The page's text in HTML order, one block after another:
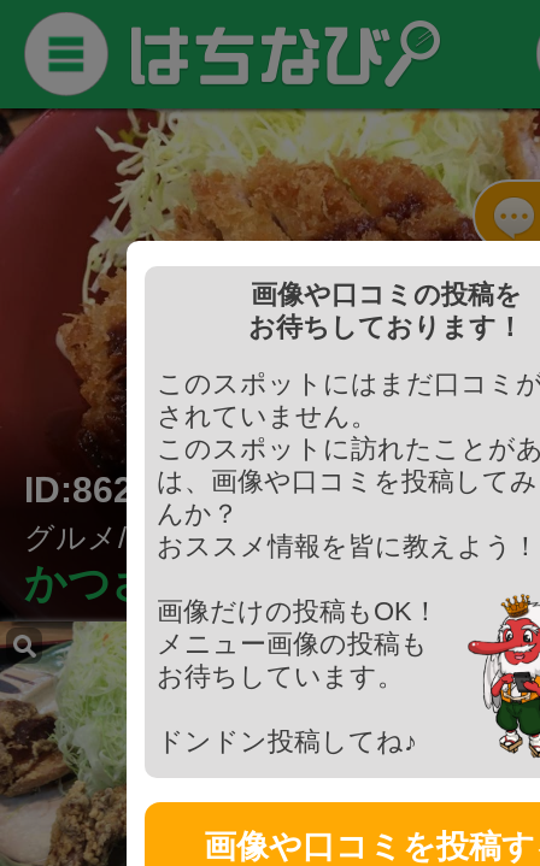
ID:862907
グルメ/和食・定食・丼
かつさと 八王子平岡町店
画像や口コミの投稿を
お待ちしております！
このスポットにはまだ口コミ
されていません。
このスポットに訪れたことが
は、画像や口コミを投稿して
んか？
おススメ情報を皆に教えよう
画像だけの投稿もOK！
メニュー画像の投稿も
お待ちしています。
ドンドン投稿してね♪
画像や口コミを投稿